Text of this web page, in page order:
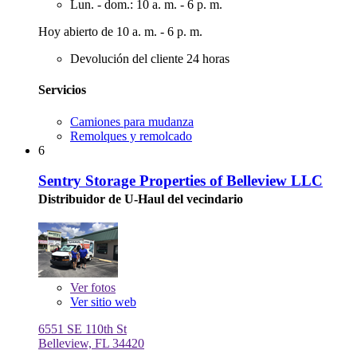
Lun. - dom.: 10 a. m. - 6 p. m.
Hoy abierto de 10 a. m. - 6 p. m.
Devolución del cliente 24 horas
Servicios
Camiones para mudanza
Remolques y remolcado
6
Sentry Storage Properties of Belleview LLC
Distribuidor de U-Haul del vecindario
Verfotos
Ver sitio web
6551 SE 110th St
Belleview, FL 34420